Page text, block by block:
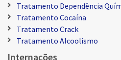
Tratamento Dependência
Tratamento Cocaína
Tratamento Crack
Tratamento Alcoolismo
Internações